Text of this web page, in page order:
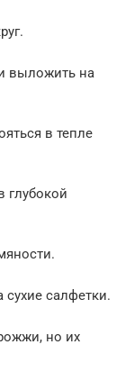
выложить на
в тепле
глубокой
салфетки.
но их